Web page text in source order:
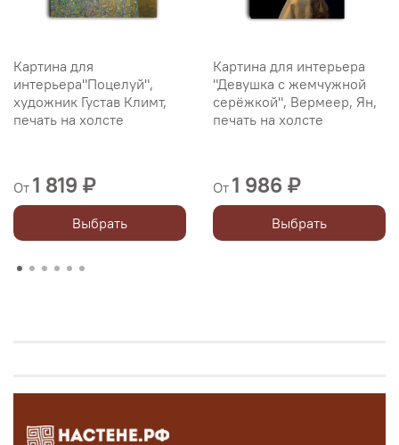
Картина для
интерьера"Поцелуй",
художник Густав Климт,
печать на холсте
От 1 819 ₽
Выбрать
Картина для интерьера
"Девушка с жемчужной
серёжкой", Вермеер, Ян,
печать на холсте
От 1 986 ₽
Выбрать